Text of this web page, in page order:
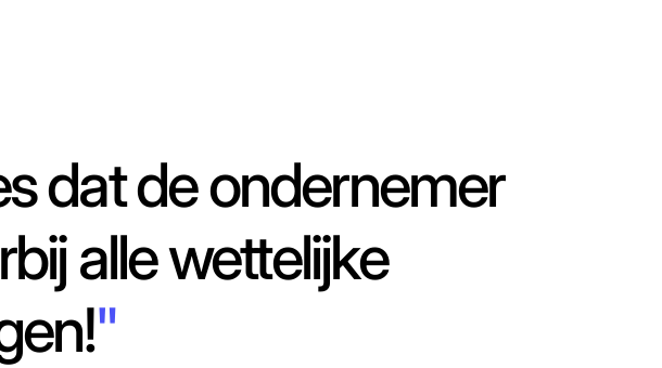
dat de ondernemer
alle wettelijke
"